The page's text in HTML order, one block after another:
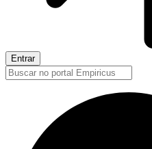
Entrar